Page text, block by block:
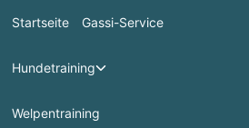
Startseite Gassi-Service
Hundetraining
Welpentraining